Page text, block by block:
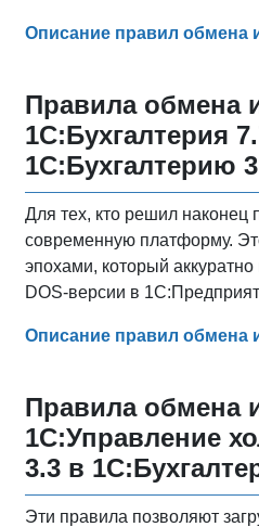
Описание правил обмена
Правила обмена
1С:Бухгалтерия
1С:Бухгалтерию 3
Для тех, кто решил наконец
современную платформу.
эпохами, который
DOS-версии в
Описание правил обмена
Правила обмена
1С:Управление
3.3 в
Эти правила позволяют